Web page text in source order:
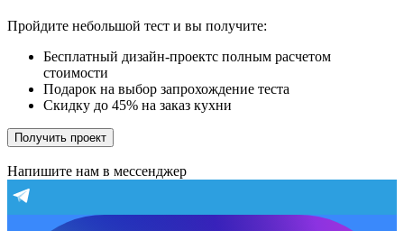
Пройдите небольшой тест и вы получите:
Бесплатный дизайн-проектс полным расчетом
стоимости
Подарок на выбор запрохождение теста
Скидку до 45% на заказ кухни
Получить проект
Напишите нам в мессенджер